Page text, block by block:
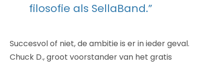
filosofie als SellaBand.”
Succesvol of niet, de ambitie is er in ieder geval.
Chuck D., groot voorstander van het gratis